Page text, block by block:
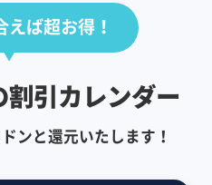
えば超お得！
引カレンダー
ンと還元いたします！